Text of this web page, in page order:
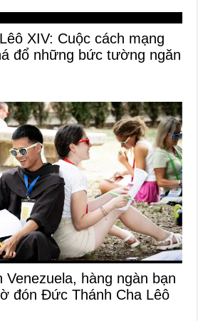
XIV: Cuộc cách mạng
đổ những bức tường ngăn
Venezuela, hàng ngàn bạn
đón Đức Thánh Cha Lêô